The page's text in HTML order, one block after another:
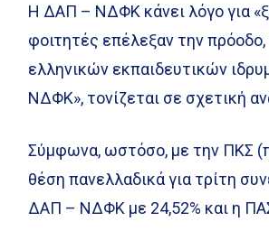
Η ΔΑΠ – ΝΔΦΚ κάνει λόγο για
φοιτητές επέλεξαν την
ελληνικών εκπαιδευτικών
ΝΔΦΚ», τονίζεται σε σχετική
Σύμφωνα, ωστόσο, με την ΠΚΣ
θέση πανελλαδικά για τρίτη
ΔΑΠ – ΝΔΦΚ με 24,52% και η